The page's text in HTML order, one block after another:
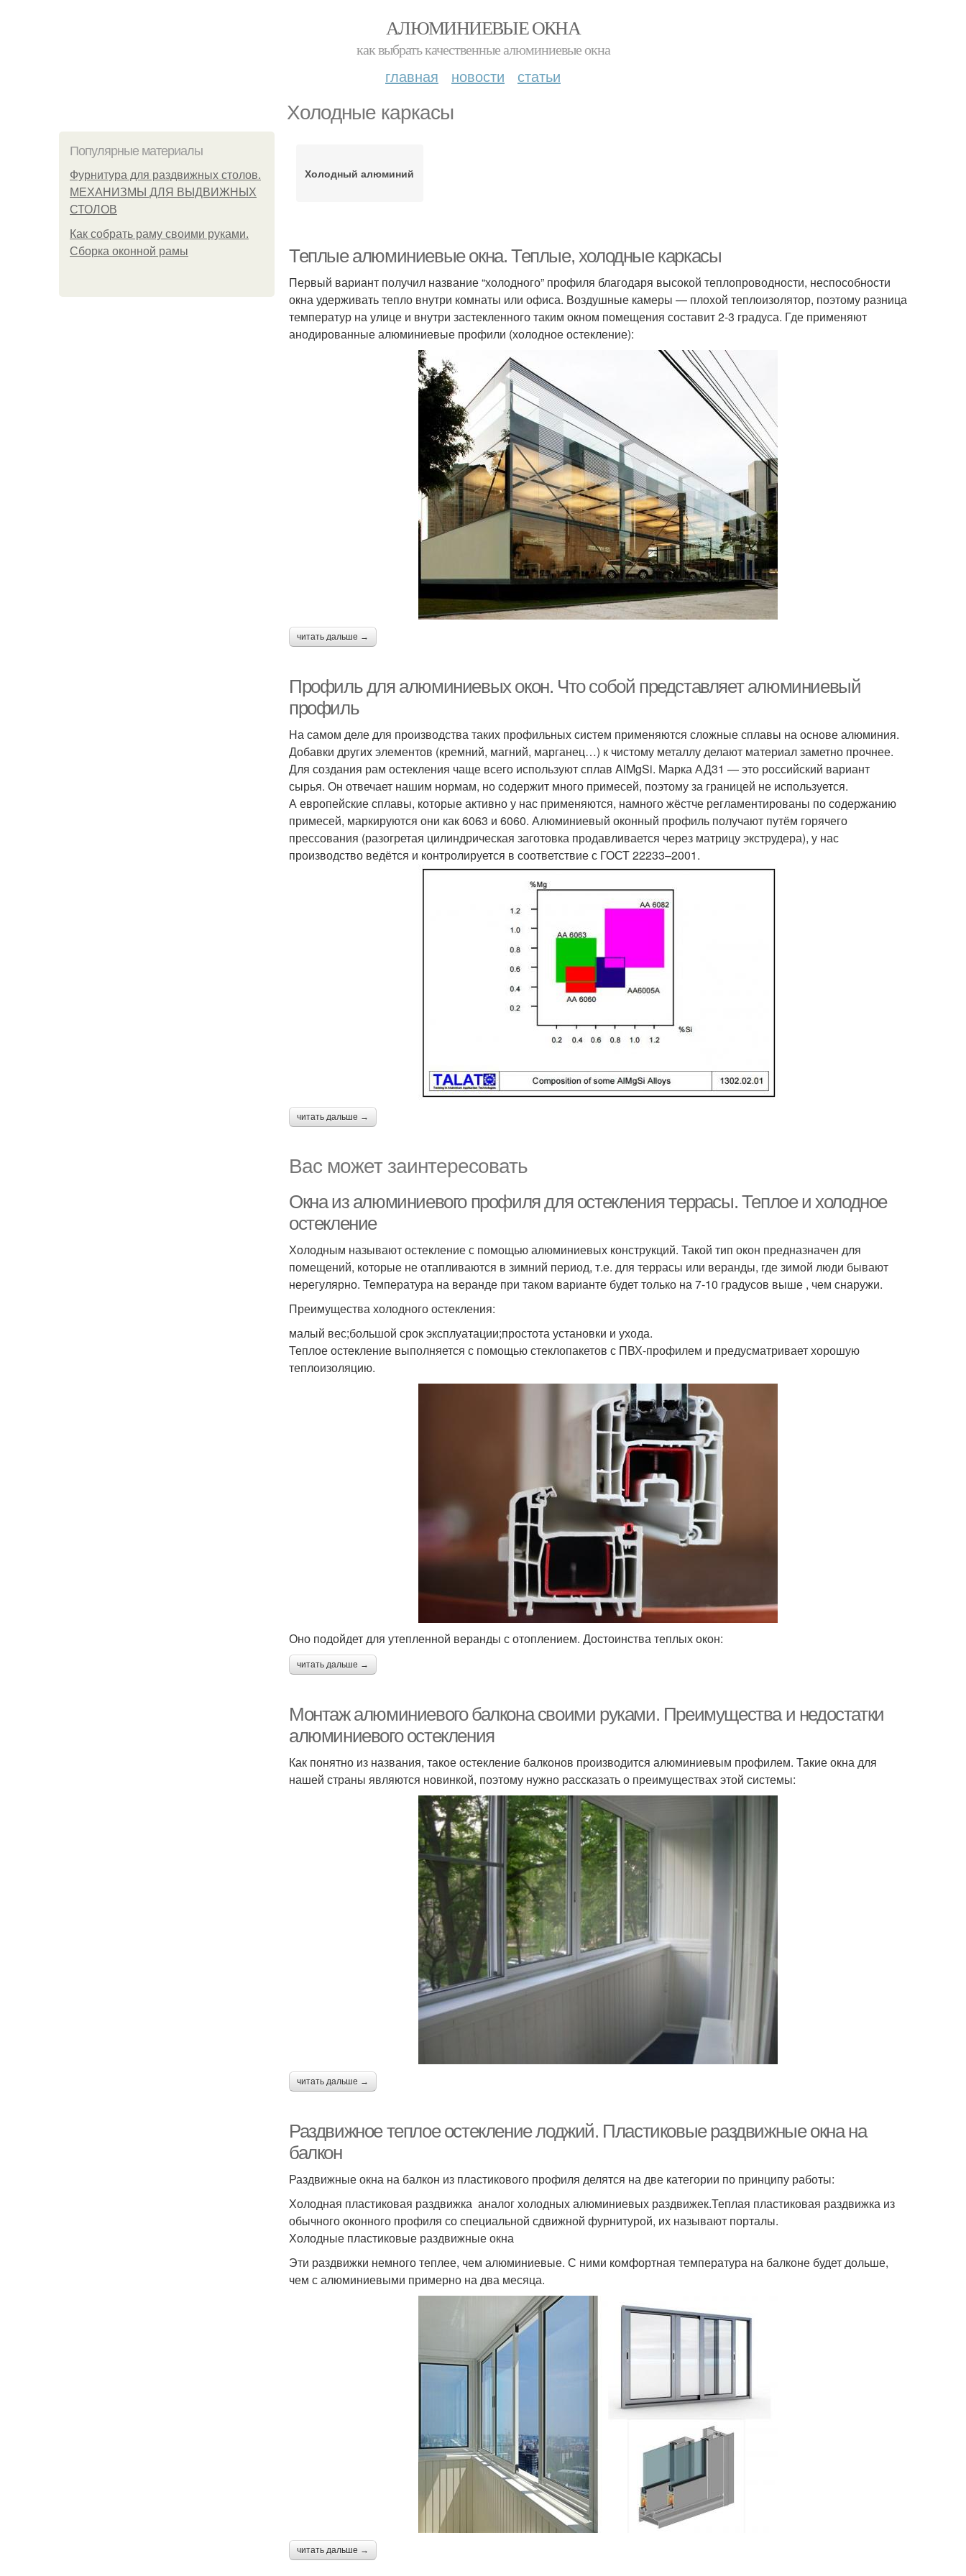
АЛЮМИНИЕВЫЕ ОКНА
как выбрать качественные алюминиевые окна
главная новости статьи
Холодные каркасы
Популярные материалы
Фурнитура для раздвижных столов.
МЕХАНИЗМЫ ДЛЯ ВЫДВИЖНЫХ
СТОЛОВ
Как собрать раму своими руками.
Сборка оконной рамы
Холодный алюминий
Теплые алюминиевые окна. Теплые, холодные каркасы
Первый вариант получил название “холодного” профиля благодаря высокой теплопроводности, неспособности
окна удерживать тепло внутри комнаты или офиса. Воздушные камеры — плохой теплоизолятор, поэтому разница
температур на улице и внутри застекленного таким окном помещения составит 2-3 градуса. Где применяют
анодированные алюминиевые профили (холодное остекление):
читать дальше →
Профиль для алюминиевых окон. Что собой представляет алюминиевый
профиль
На самом деле для производства таких профильных систем применяются сложные сплавы на основе алюминия.
Добавки других элементов (кремний, магний, марганец…) к чистому металлу делают материал заметно прочнее.
Для создания рам остекления чаще всего используют сплав AlMgSi. Марка АД31 — это российский вариант
сырья. Он отвечает нашим нормам, но содержит много примесей, поэтому за границей не используется.
А европейские сплавы, которые активно у нас применяются, намного жёстче регламентированы по содержанию
примесей, маркируются они как 6063 и 6060. Алюминиевый оконный профиль получают путём горячего
прессования (разогретая цилиндрическая заготовка продавливается через матрицу экструдера), у нас
производство ведётся и контролируется в соответствие с ГОСТ 22233–2001.
читать дальше →
Вас может заинтересовать
Окна из алюминиевого профиля для остекления террасы. Теплое и холодное
остекление
Холодным называют остекление с помощью алюминиевых конструкций. Такой тип окон предназначен для
помещений, которые не отапливаются в зимний период, т.е. для террасы или веранды, где зимой люди бывают
нерегулярно. Температура на веранде при таком варианте будет только на 7-10 градусов выше , чем снаружи.
Преимущества холодного остекления:
малый вес;большой срок эксплуатации;простота установки и ухода.
Теплое остекление выполняется с помощью стеклопакетов с ПВХ-профилем и предусматривает хорошую
теплоизоляцию.
Оно подойдет для утепленной веранды с отоплением. Достоинства теплых окон:
читать дальше →
Монтаж алюминиевого балкона своими руками. Преимущества и недостатки
алюминиевого остекления
Как понятно из названия, такое остекление балконов производится алюминиевым профилем. Такие окна для
нашей страны являются новинкой, поэтому нужно рассказать о преимуществах этой системы:
читать дальше →
Раздвижное теплое остекление лоджий. Пластиковые раздвижные окна на
балкон
Раздвижные окна на балкон из пластикового профиля делятся на две категории по принципу работы:
Холодная пластиковая раздвижка аналог холодных алюминиевых раздвижек.Теплая пластиковая раздвижка из
обычного оконного профиля со специальной сдвижной фурнитурой, их называют порталы.
Холодные пластиковые раздвижные окна
Эти раздвижки немного теплее, чем алюминиевые. С ними комфортная температура на балконе будет дольше,
чем с алюминиевыми примерно на два месяца.
читать дальше →